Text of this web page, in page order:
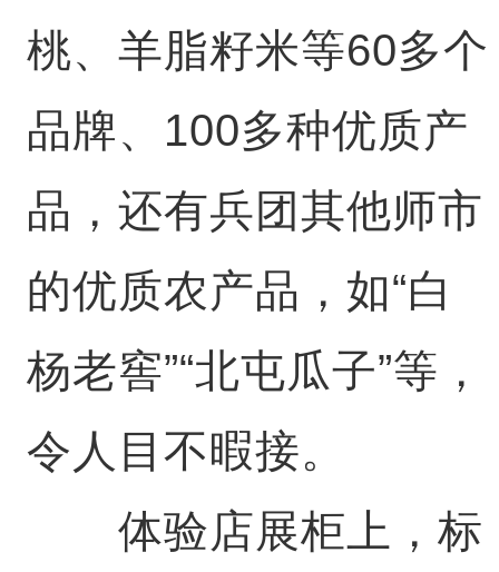
桃、羊脂籽米等60多个
品牌、100多种优质产
品，还有兵团其他师市
的优质农产品，如“白
杨老窖”“北屯瓜子”等，
令人目不暇接。
体验店展柜上，标